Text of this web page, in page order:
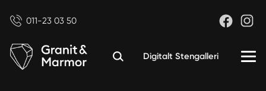
011-23 03 50
Digitalt Stengalleri